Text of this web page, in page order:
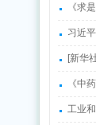
《求
习近
[新华
《中
工业